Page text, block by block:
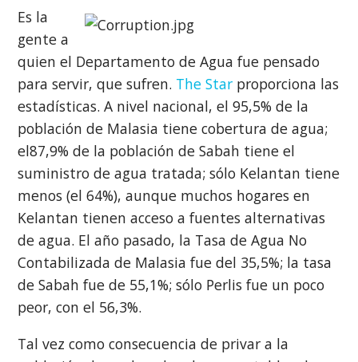
Es la
gente a
quien el Departamento de Agua fue pensado
para servir, que sufren. The Star proporciona las
estadísticas. A nivel nacional, el 95,5% de la
población de Malasia tiene cobertura de agua;
el87,9% de la población de Sabah tiene el
suministro de agua tratada; sólo Kelantan tiene
menos (el 64%), aunque muchos hogares en
Kelantan tienen acceso a fuentes alternativas
de agua. El año pasado, la Tasa de Agua No
Contabilizada de Malasia fue del 35,5%; la tasa
de Sabah fue de 55,1%; sólo Perlis fue un poco
peor, con el 56,3%.
Tal vez como consecuencia de privar a la